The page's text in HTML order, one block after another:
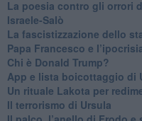
La poesia contro gli orrori
Israele-Salò
​La fascistizzazione dello
Papa Francesco e
​Chi è Donald Trump?
App e lista boicottaggio di
​Un rituale Lakota per
Il terrorismo di Ursula